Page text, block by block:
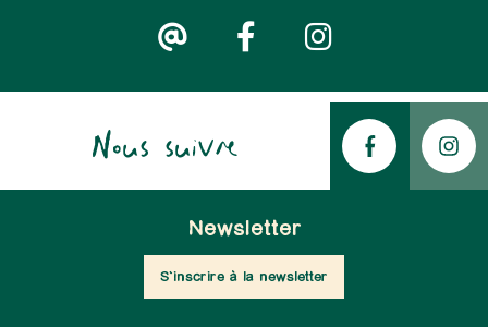
Nous suivre
Newsletter
S'inscrire à la newsletter